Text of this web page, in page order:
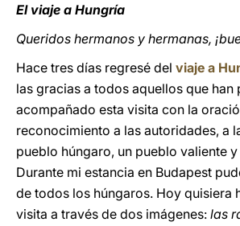
El viaje a Hungría
Queridos hermanos y hermanas,
Hace tres días regresé del viaje a
las gracias a todos aquellos que han
acompañado esta visita con la
reconocimiento a las autoridades, a
pueblo húngaro, un pueblo valiente
Durante mi estancia en Budapest
de todos los húngaros. Hoy quisiera
visita a través de dos imágenes: las